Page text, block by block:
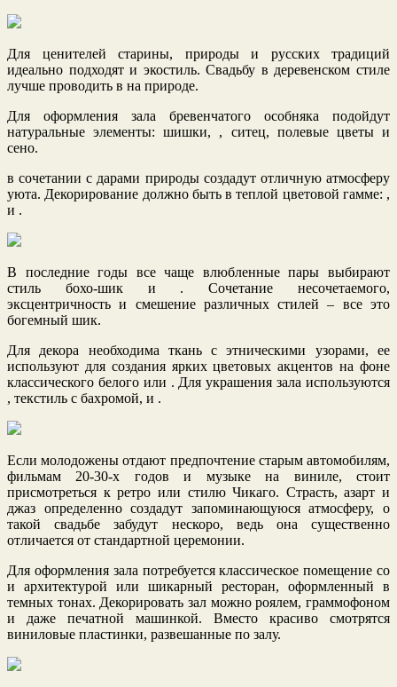
Для ценителей старины, природы и русских традиций
идеально подходят и экостиль. Свадьбу в деревенском стиле
лучше проводить в на природе.
Для оформления зала бревенчатого особняка подойдут
натуральные элементы: шишки, , ситец, полевые цветы и
сено.
в сочетании с дарами природы создадут отличную атмосферу
уюта. Декорирование должно быть в теплой цветовой гамме: ,
и .
В последние годы все чаще влюбленные пары выбирают
стиль бохо-шик и . Сочетание несочетаемого,
эксцентричность и смешение различных стилей – все это
богемный шик.
Для декора необходима ткань с этническими узорами, ее
используют для создания ярких цветовых акцентов на фоне
классического белого или . Для украшения зала используются
, текстиль с бахромой, и .
Если молодожены отдают предпочтение старым автомобилям,
фильмам 20-30-х годов и музыке на виниле, стоит
присмотреться к ретро или стилю Чикаго. Страсть, азарт и
джаз определенно создадут запоминающуюся атмосферу, о
такой свадьбе забудут нескоро, ведь она существенно
отличается от стандартной церемонии.
Для оформления зала потребуется классическое помещение со
и архитектурой или шикарный ресторан, оформленный в
темных тонах. Декорировать зал можно роялем, граммофоном
и даже печатной машинкой. Вместо красиво смотрятся
виниловые пластинки, развешанные по залу.